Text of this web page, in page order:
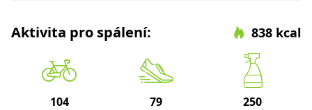
Aktivita pro spálení: 838 kcal
104 79 250